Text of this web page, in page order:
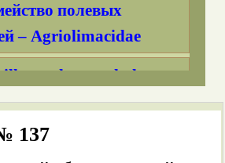
полевых
– Agriolimacidae
melanocephalus
caucasicum
137